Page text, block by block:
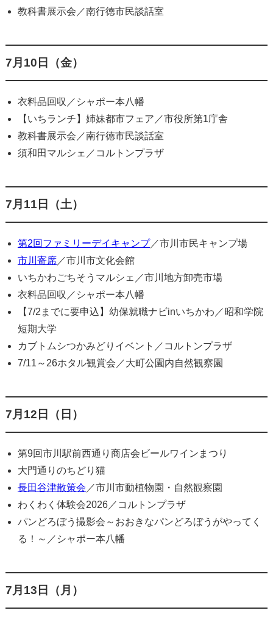
教科書展示会／南行徳市民談話室
7月10日（金）
衣料品回収／シャポー本八幡
【いちランチ】姉妹都市フェア／市役所第1庁舎
教科書展示会／南行徳市民談話室
須和田マルシェ／コルトンプラザ
7月11日（土）
第2回ファミリーデイキャンプ／市川市民キャンプ場
市川寄席／市川市文化会館
いちかわごちそうマルシェ／市川地方卸売市場
衣料品回収／シャポー本八幡
【7/2までに要申込】幼保就職ナビinいちかわ／昭和学院
短期大学
カブトムシつかみどりイベント／コルトンプラザ
7/11～26ホタル観賞会／大町公園内自然観察園
7月12日（日）
第9回市川駅前西通り商店会ビールワインまつり
大門通りのちどり猫
長田谷津散策会 ／市川市動植物園・自然観察園
わくわく体験会2026／コルトンプラザ
パンどろぼう撮影会～おおきなパンどろぼうがやってく
る！～／シャポー本八幡
7月13日（月）